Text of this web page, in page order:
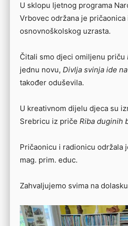
U sklopu ljetnog programa
Vrbovec održana je
osnovnoškolskog uzrasta.
Čitali smo djeci omiljenu priču
jednu novu, Divlja svinja ide
također oduševila.
U kreativnom dijelu djeca su
Srebricu iz priče Riba duginih
Pričaonicu i radionicu održala
mag. prim. educ.
Zahvaljujemo svima na